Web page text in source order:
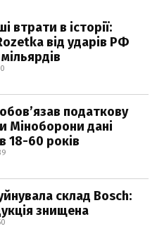
втрати в історії:
від ударів РФ
податкову
Міноборони дані
18-60 років
склад Bosch:
знищена